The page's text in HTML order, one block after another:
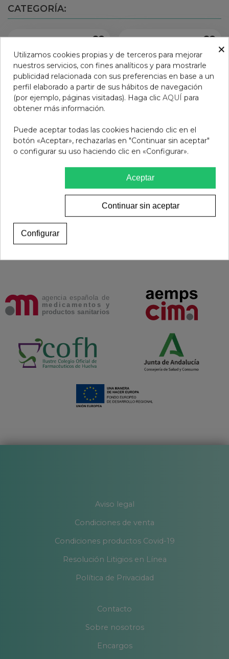
CATEGORÍA:
CUMLAUDE OVULOS CLX
RILASTIL CUMLAUDE
LAB: VIDERAGE 1 ENVASE
24,75 €
Ver más
Aviso legal
Condiciones de venta
Condiciones productos Covid-19
Resolución Litigios en Línea
Política de Privacidad
Contacto
Sobre nosotros
Encargos
×
Utilizamos cookies propias y de terceros para mejorar
nuestros servicios, con fines analíticos y para mostrarle
publicidad relacionada con sus preferencias en base a un
perfil elaborado a partir de sus hábitos de navegación
(por ejemplo, páginas visitadas). Haga clic AQUÍ para
obtener más información.
Puede aceptar todas las cookies haciendo clic en el
botón «Aceptar», rechazarlas en "Continuar sin aceptar"
o configurar su uso haciendo clic en «Configurar».
Aceptar
Continuar sin aceptar
Configurar